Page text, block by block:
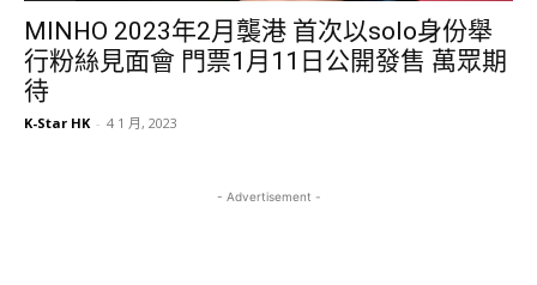
MINHO 2023年2月襲港 首次以solo身份舉
行粉絲見面會 門票1月11日公開發售 萬眾期
待
K-Star HK - 4 1 月, 2023
- Advertisement -